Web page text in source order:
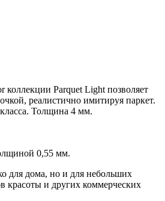
Parquet Light позволяет
реалистично имитируя паркет.
Толщина 4 мм.
0,55 мм.
для дома, но и для небольших
красоты и других коммерческих